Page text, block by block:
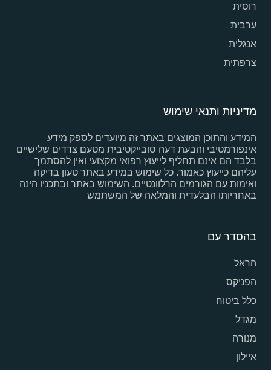
רוסית
ערבית
אנגלית
צרפתית
מדיניות ותנאי שימוש
המידע והתוכן המוצגים באתר זה מיועדים לספק מידע
אינפורמטיבי והבעת דעה סובייקטיבית מטעם צדדים שלישיים
בלבד הם אינם תחליף לייעוץ רפואי מקצועי ואין להסתמך
עליהם כייעוץ כאמור. כל שימוש במידע באתר טעון בדיקה
ואימות עם הגורמים הרלוונטיים. השימוש באתר ובתכניו הינה
באחריותו הבלעדית והמלאה של המשתמש
בהסדר עם
הראל
הפניקס
כלל ביטוח
מגדל
מנורה
איילון